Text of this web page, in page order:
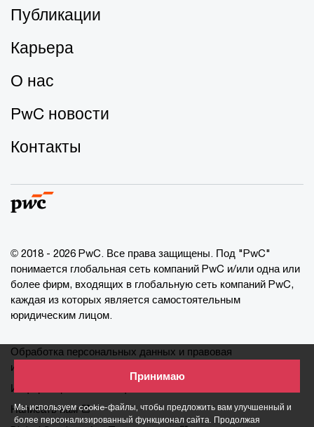
Мы используем cookie-файлы, чтобы предложить вам улучшенный и
более персонализированный функционал сайта. Продолжая
Принимаю
Публикации
Карьера
О нас
PwC новости
Контакты
© 2018 - 2026 PwC. Все права защищены. Под "PwC"
понимается глобальная сеть компаний PwC и/или одна или
более фирм, входящих в глобальную сеть компаний PwC,
каждая из которых является самостоятельным
юридическим лицом.
Обработка персональных данных и правовая
информация
Информация о cookie-файлах
Написать нам